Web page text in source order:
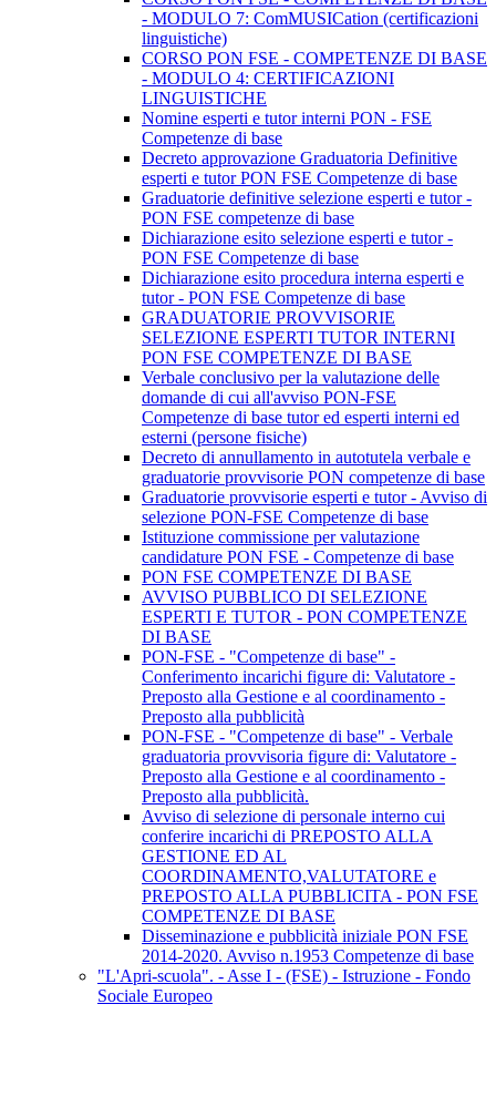
- MODULO 7: ComMUSICation (certificazioni
linguistiche)
CORSO PON FSE - COMPETENZE DI BASE
- MODULO 4: CERTIFICAZIONI
LINGUISTICHE
Nomine esperti e tutor interni PON - FSE
Competenze di base
Decreto approvazione Graduatoria Definitive
esperti e tutor PON FSE Competenze di base
Graduatorie definitive selezione esperti e tutor -
PON FSE competenze di base
Dichiarazione esito selezione esperti e tutor -
PON FSE Competenze di base
Dichiarazione esito procedura interna esperti e
tutor - PON FSE Competenze di base
GRADUATORIE PROVVISORIE
SELEZIONE ESPERTI TUTOR INTERNI
PON FSE COMPETENZE DI BASE
Verbale conclusivo per la valutazione delle
domande di cui all'avviso PON-FSE
Competenze di base tutor ed esperti interni ed
esterni (persone fisiche)
Decreto di annullamento in autotutela verbale e
graduatorie provvisorie PON competenze di base
Graduatorie provvisorie esperti e tutor - Avviso di
selezione PON-FSE Competenze di base
Istituzione commissione per valutazione
candidature PON FSE - Competenze di base
PON FSE COMPETENZE DI BASE
AVVISO PUBBLICO DI SELEZIONE
ESPERTI E TUTOR - PON COMPETENZE
DI BASE
PON-FSE - "Competenze di base" -
Conferimento incarichi figure di: Valutatore -
Preposto alla Gestione e al coordinamento -
Preposto alla pubblicità
PON-FSE - "Competenze di base" - Verbale
graduatoria provvisoria figure di: Valutatore -
Preposto alla Gestione e al coordinamento -
Preposto alla pubblicità.
Avviso di selezione di personale interno cui
conferire incarichi di PREPOSTO ALLA
GESTIONE ED AL
COORDINAMENTO,VALUTATORE e
PREPOSTO ALLA PUBBLICITA - PON FSE
COMPETENZE DI BASE
Disseminazione e pubblicità iniziale PON FSE
2014-2020. Avviso n.1953 Competenze di base
"L'Apri-scuola". - Asse I - (FSE) - Istruzione - Fondo
Sociale Europeo